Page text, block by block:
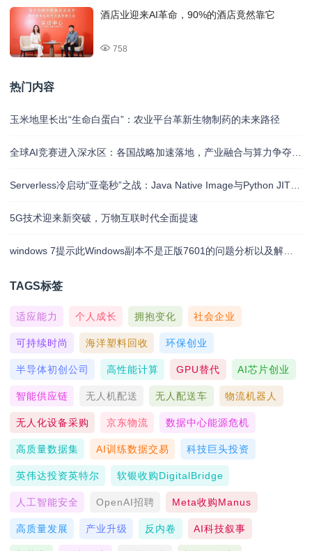
酒店业迎来AI革命，90%的酒店竟然靠它
758
热门内容
玉米地里长出“生命白蛋白”：农业平台革新生物制药的未来路径
全球AI竞赛进入深水区：各国战略加速落地，产业融合与算力争夺白热化
Serverless冷启动“亚毫秒”之战：Java Native Image与Python JIT的对决实录
5G技术迎来新突破，万物互联时代全面提速
windows 7提示此Windows副本不是正版7601的问题分析以及解决方法
TAGS标签
适应能力 个人成长 拥抱变化 社会企业
可持续时尚 海洋塑料回收 环保创业
半导体初创公司 高性能计算 GPU替代 AI芯片创业
智能供应链 无人机配送 无人配送车 物流机器人
无人化设备采购 京东物流 数据中心能源危机
高质量数据集 AI训练数据交易 科技巨头投资
英伟达投资英特尔 软银收购DigitalBridge
人工智能安全 OpenAI招聘 Meta收购Manus
高质量发展 产业升级 反内卷 AI科技叙事